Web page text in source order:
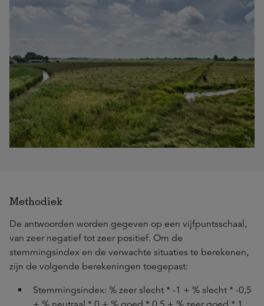
Methodiek
De antwoorden worden gegeven op een vijfpuntsschaal,
van zeer negatief tot zeer positief. Om de
stemmingsindex en de verwachte situaties te berekenen,
zijn de volgende berekeningen toegepast:
Stemmingsindex: % zeer slecht * -1 + % slecht * -0,5